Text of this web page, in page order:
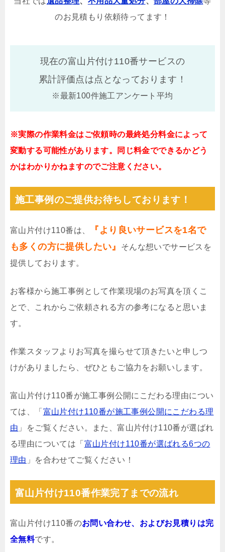
のお見積もり依頼待ってます！
現在の富山片付け110番サービスの
累計評価点は点となっております！
※最新100件施工アンケート平均
※実際の作業料金はご依頼時の最終処分料金によって
変動する可能性があります。同じ料金でできるかどう
かはわかりかねますのでご注意ください。
施工事例のご提供お待ちしております！
富山片付け110番は、
『より良いサービスを1名で
も多くの方に提供したい』
そんな想いでサービスを
提供しております。
お客様から施工事例として作業現場のお写真を頂くこ
とで、これからご依頼される方の参考になると思いま
す。
作業スタッフよりお写真を撮らせて頂きたいと申しつ
けがありましたら、ぜひともご協力をお願いします。
富山片付け110番が施工事例公開にこだわる理由につい
ては、「 富山片付け110番が施工事例公開にこだわる理
由 」をご覧ください。また、富山片付け110番が選ばれ
る理由については「 富山片付け110番が選ばれる6つの
理由 」を合わせてご覧ください！
富山片付け110番作業完了までの流れ
富山片付け110番のお問い合わせ、およびお見積りは完
全無料です。